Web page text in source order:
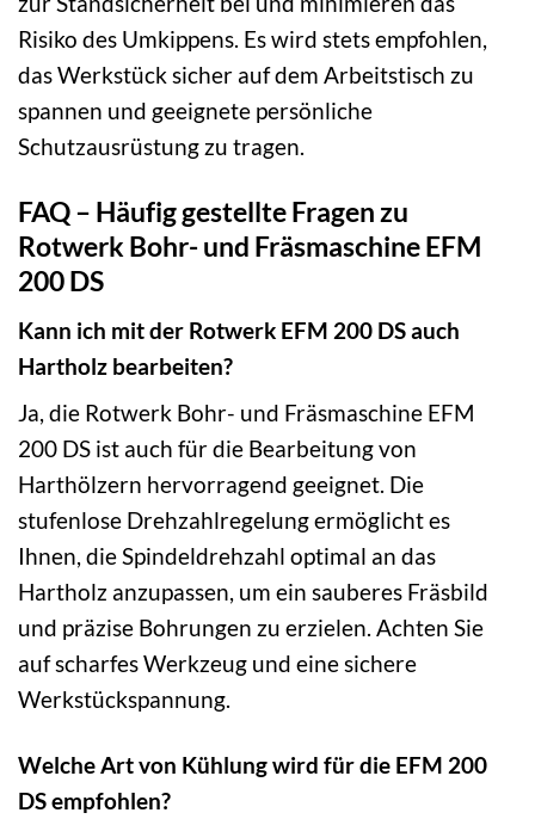
Risiko des Umkippens. Es wird stets empfohlen,
das Werkstück sicher auf dem Arbeitstisch zu
spannen und geeignete persönliche
Schutzausrüstung zu tragen.
FAQ – Häufig gestellte Fragen zu
Rotwerk Bohr- und Fräsmaschine EFM
200 DS
Kann ich mit der Rotwerk EFM 200 DS auch
Hartholz bearbeiten?
Ja, die Rotwerk Bohr- und Fräsmaschine EFM
200 DS ist auch für die Bearbeitung von
Harthölzern hervorragend geeignet. Die
stufenlose Drehzahlregelung ermöglicht es
Ihnen, die Spindeldrehzahl optimal an das
Hartholz anzupassen, um ein sauberes Fräsbild
und präzise Bohrungen zu erzielen. Achten Sie
auf scharfes Werkzeug und eine sichere
Werkstückspannung.
Welche Art von Kühlung wird für die EFM 200
DS empfohlen?